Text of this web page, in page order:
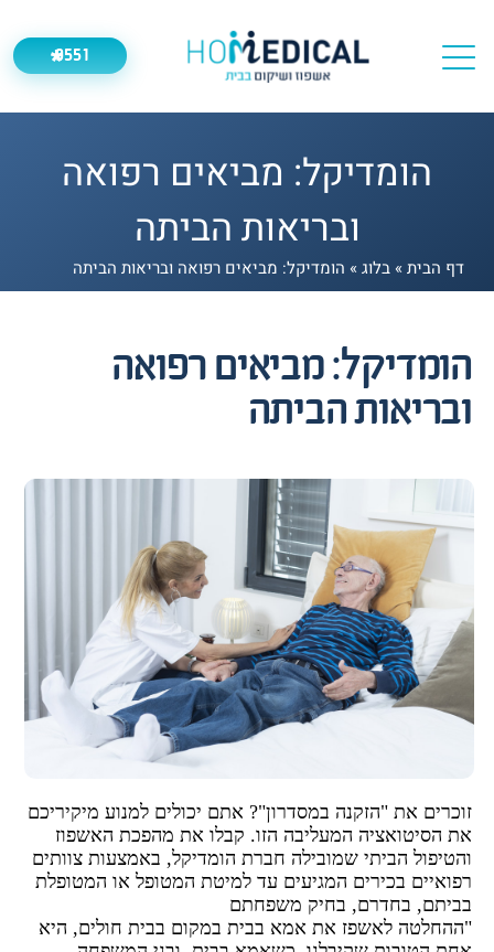
*9551
הומדיקל: מביאים רפואה
ובריאות הביתה
דף הבית» בלוג» הומדיקל: מביאים רפואה ובריאות הביתה
הומדיקל: מביאים רפואה
ובריאות הביתה
זוכרים את "הזקנה במסדרון"? אתם יכולים למנוע מיקיריכם
את הסיטואציה המעליבה הזו. קבלו את מהפכת האשפוז
והטיפול הביתי שמובילה חברת הומדיקל, באמצעות צוותים
רפואיים בכירים המגיעים עד למיטת המטופל או המטופלת
בביתם, בחדרם, בחיק משפחתם
"ההחלטה לאשפז את אמא בבית במקום בבית חולים, היא